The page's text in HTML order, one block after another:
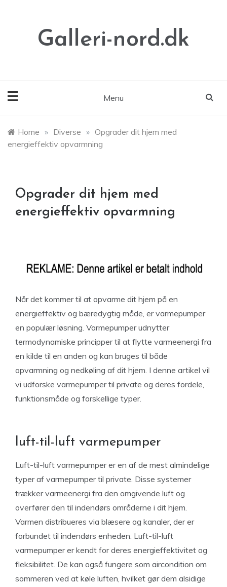
Galleri-nord.dk
Menu
Home » Diverse » Opgrader dit hjem med
energieffektiv opvarmning
Opgrader dit hjem med
energieffektiv opvarmning
Når det kommer til at opvarme dit hjem på en
energieffektiv og bæredygtig måde, er varmepumper
en populær løsning. Varmepumper udnytter
termodynamiske principper til at flytte varmeenergi fra
en kilde til en anden og kan bruges til både
opvarmning og nedkøling af dit hjem. I denne artikel vil
vi udforske varmepumper til private og deres fordele,
funktionsmåde og forskellige typer.
luft-til-luft varmepumper
Luft-til-luft varmepumper er en af de mest almindelige
typer af varmepumper til private. Disse systemer
trækker varmeenergi fra den omgivende luft og
overfører den til indendørs områderne i dit hjem.
Varmen distribueres via blæsere og kanaler, der er
forbundet til indendørs enheden. Luft-til-luft
varmepumper er kendt for deres energieffektivitet og
fleksibilitet. De kan også fungere som aircondition om
sommeren ved at køle luften, hvilket gør dem alsidige